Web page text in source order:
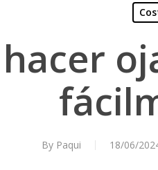
By Paqui 18/06/